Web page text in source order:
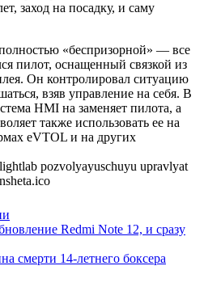
заход на посадку, и саму
«беспризорной» — все
пилот, оснащенный связкой из
Он контролировал ситуацию
взяв управление на себя. В
HMI на заменяет пилота, а
также использовать ее на
eVTOL и на других
Redmi Note 12, и сразу
смерти 14-летнего боксера